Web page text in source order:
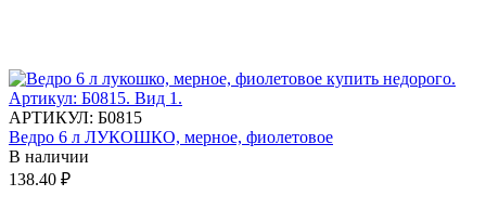
АРТИКУЛ: Б0815
Ведро 6 л ЛУКОШКО, мерное, фиолетовое
В наличии
138.40 ₽